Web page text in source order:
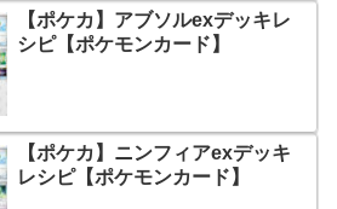
【ポケカ】アブソルexデッキレ
シピ【ポケモンカード】
【ポケカ】ニンフィアexデッキ
レシピ【ポケモンカード】